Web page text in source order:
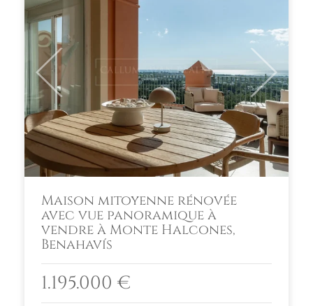
Previous Next
Maison mitoyenne rénovée
avec vue panoramique à
vendre à Monte Halcones,
Benahavís
1.195.000 €